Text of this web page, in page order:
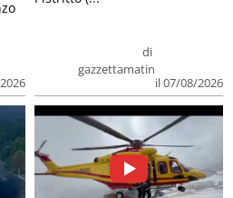
di
gazzettamatin
il 07/08/2026